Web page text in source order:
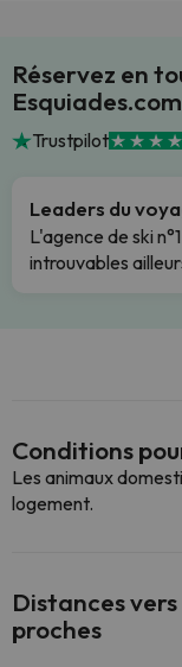
Réservez en
Esquiades.com
Trustpilot
Leaders du
L'agence de ski
introuvables
Conditions
Les animaux
logement.
Distances
proches